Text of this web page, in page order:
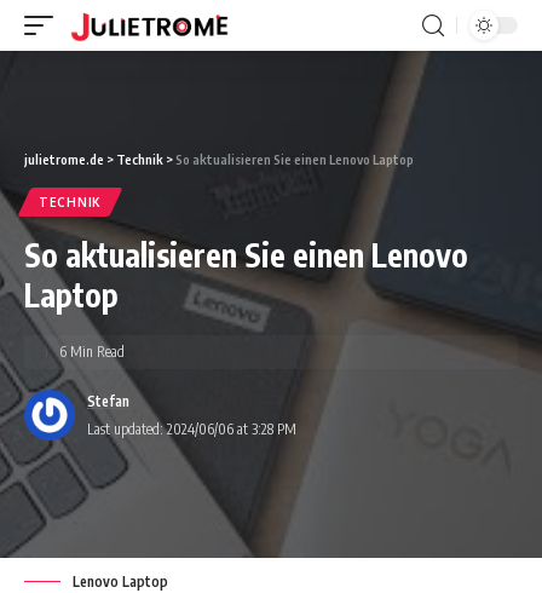
julietrome.de > Technik >So aktualisieren Sie einen Lenovo Laptop
TECHNIK
So aktualisieren Sie einen Lenovo
Laptop
Last updated: 2024/06/06 at 3:28 PM
Stefan
6 Min Read
Lenovo Laptop